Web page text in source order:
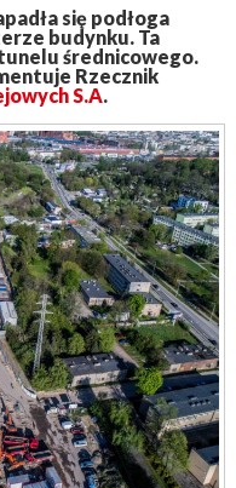
się podłoga
budynku. Ta
średnicowego.
Rzecznik
S.A.